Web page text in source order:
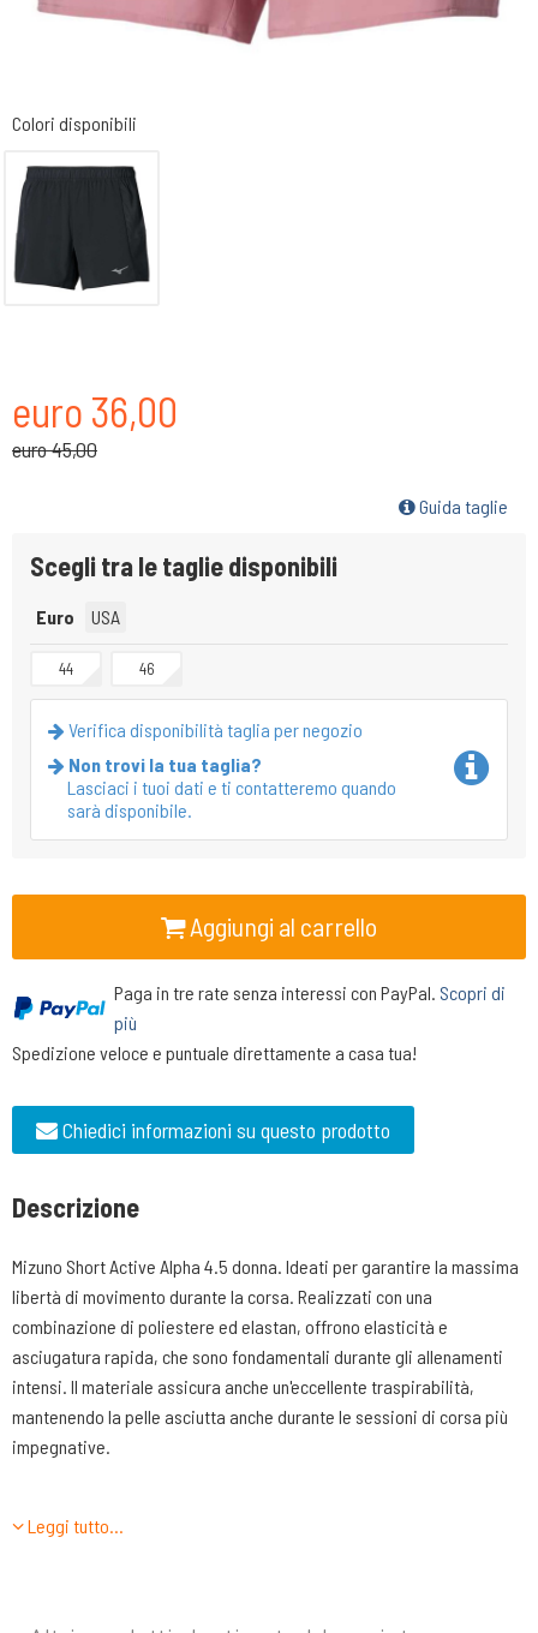
Colori disponibili
euro 36,00
euro 45,00
Guida taglie
Scegli tra le taglie disponibili
Euro USA
44 46
Verifica disponibilità taglia per negozio
Non trovi la tua taglia?
Lasciaci i tuoi dati e ti contatteremo quando
sarà disponibile.
Aggiungi al carrello
Paga in tre rate senza interessi con PayPal. Scopri di
più
Spedizione veloce e puntuale direttamente a casa tua!
Chiedici informazioni su questo prodotto
Descrizione
Mizuno Short Active Alpha 4.5 donna. Ideati per garantire la massima
libertà di movimento durante la corsa. Realizzati con una
combinazione di poliestere ed elastan, offrono elasticità e
asciugatura rapida, che sono fondamentali durante gli allenamenti
intensi. Il materiale assicura anche un'eccellente traspirabilità,
mantenendo la pelle asciutta anche durante le sessioni di corsa più
impegnative.
•Tasche esterne con chiusura per un sicuro stoccaggio;
Leggi tutto…